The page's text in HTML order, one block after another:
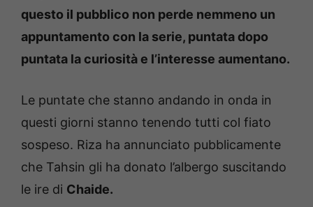
questo il pubblico non perde nemmeno un
appuntamento con la serie, puntata dopo
puntata la curiosità e l’interesse aumentano.
Le puntate che stanno andando in onda in
questi giorni stanno tenendo tutti col fiato
sospeso. Riza ha annunciato pubblicamente
che Tahsin gli ha donato l’albergo suscitando
le ire di Chaide.